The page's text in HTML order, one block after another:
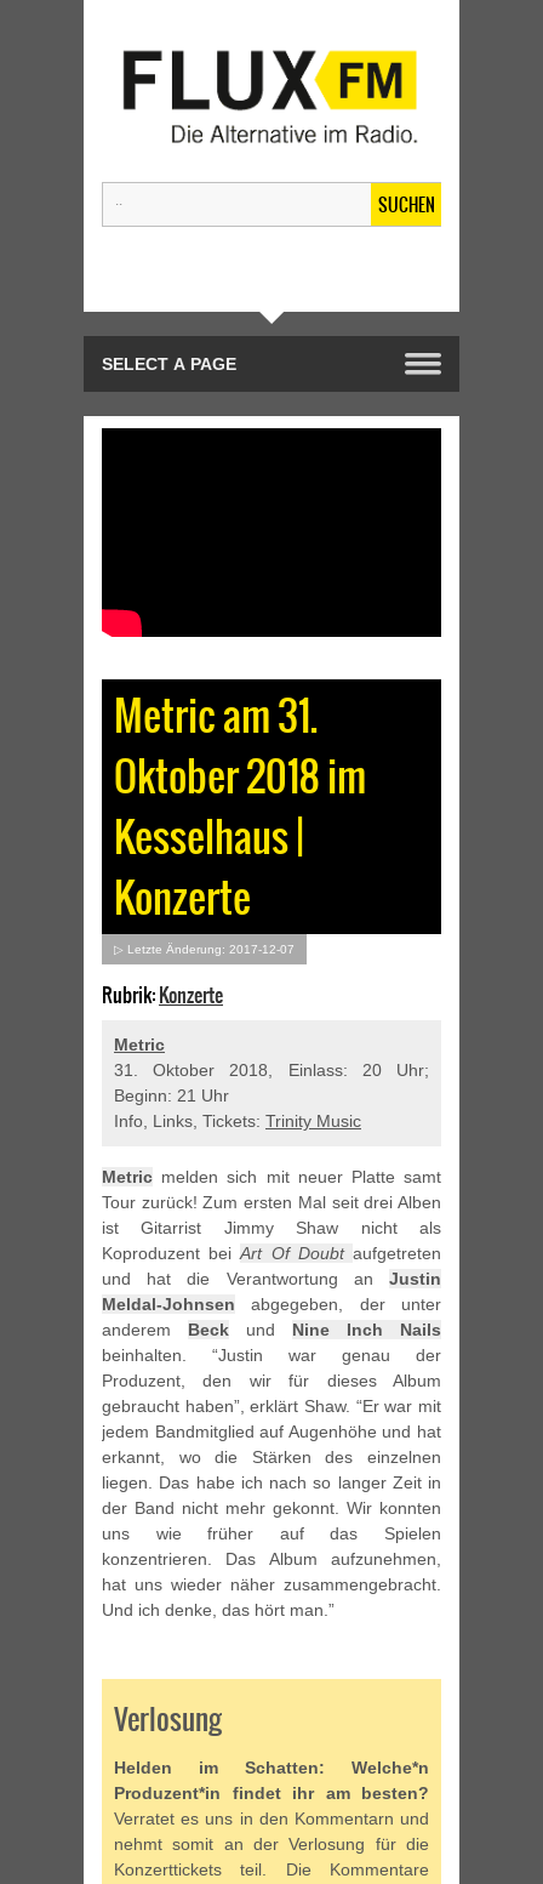
SUCHEN
Metric am 31.
Oktober 2018 im
Kesselhaus |
Konzerte
▷ Letzte Änderung: 2017-12-07
Rubrik:Konzerte
Metric
31. Oktober 2018, Einlass: 20 Uhr;
Beginn: 21 Uhr
Info, Links, Tickets: Trinity Music
Metric melden sich mit neuer Platte samt
Tour zurück! Zum ersten Mal seit drei Alben
ist Gitarrist Jimmy Shaw nicht als
Koproduzent beiArt Of Doubtaufgetreten
und hat die Verantwortung an Justin
Meldal-Johnsen abgegeben, der unter
anderem Beck und Nine Inch Nails
beinhalten. “Justin war genau der
Produzent, den wir für dieses Album
gebraucht haben”, erklärt Shaw. “Er war mit
jedem Bandmitglied auf Augenhöhe und hat
erkannt, wo die Stärken des einzelnen
liegen. Das habe ich nach so langer Zeit in
der Band nicht mehr gekonnt. Wir konnten
uns wie früher auf das Spielen
konzentrieren. Das Album aufzunehmen,
hat uns wieder näher zusammengebracht.
Und ich denke, das hört man.”
Verlosung
Helden im Schatten: Welche*n
Produzent*in findet ihr am besten?
Verratet es uns in den Kommentarn und
nehmt somit an der Verlosung für die
Konzerttickets teil. Die Kommentare